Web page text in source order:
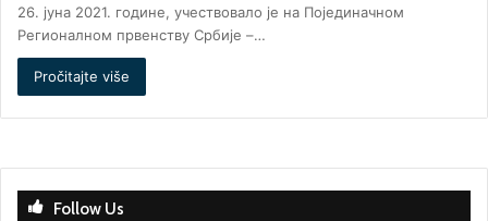
26. јуна 2021. године, учествовало је на Појединачном
Регионалном првенству Србије –…
Pročitajte više
Follow Us